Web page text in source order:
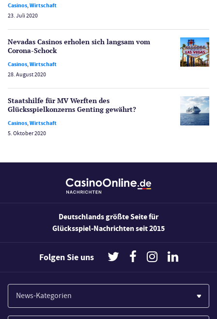
Spiele
Spielerschutz
Sport
Wetten
Wirtschaft
Spielautomaten
Casino Testberichte
Bonus Ohne Einzahlung
Casinos,Wirtschaft
23. Juli 2020
Nevadas Casinos erholen sich langsam vom
Corona-Schock
Casinos,Wirtschaft
28. August 2020
Staatshilfe für MV Werften des
Glücksspiel­konzerns Genting gewährt?
Casinos,Wirtschaft
5. Oktober 2020
Deutschlands größte Seite für
Glücksspiel-Nachrichten seit 2015
Folgen Sie uns
News-Kategorien